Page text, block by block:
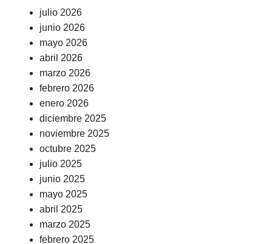
julio 2026
junio 2026
mayo 2026
abril 2026
marzo 2026
febrero 2026
enero 2026
diciembre 2025
noviembre 2025
octubre 2025
julio 2025
junio 2025
mayo 2025
abril 2025
marzo 2025
febrero 2025